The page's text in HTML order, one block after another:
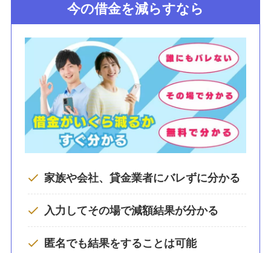
今の借金を減らすなら
家族や会社、貸金業者にバレずに分かる
入力してその場で減額結果が分かる
匿名でも結果をすることは可能